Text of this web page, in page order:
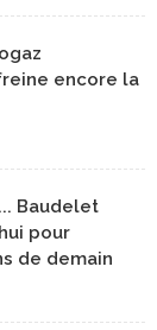
encore la
Baudelet
pour
de demain